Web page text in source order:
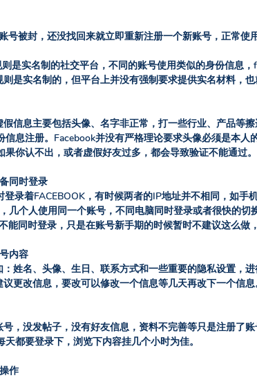
号被封，还没找回来就立即重新注册一个新账号，正常
是实名制的社交平台，不同的账号使用类似的身份信息
是实名制的，但平台上并没有强制要求提供实名材料，
信息主要包括头像、名字非正常，打一些行业、产品等擦
信息注册。Facebook并没有严格理论要求头像必须是本
果你认不出，或者虚假好友过多，都会导致验证不能通过
同时登录
登录着FACEBOOK，有时候两者的IP地址并不相同，如手
几个人使用同一个账号，不同电脑同时登录或者很快的
能同时登录，只是在账号新手期的时候暂时不建议这么做
内容
姓名、头像、生日、联系方式和一些重要的隐私设置，
更改信息，要改可以修改一个信息等几天再改下一个信息
，没发帖子，没有好友信息，资料不完善等只是注册了
天都要登录下，浏览下内容挂几个小时为佳。
作